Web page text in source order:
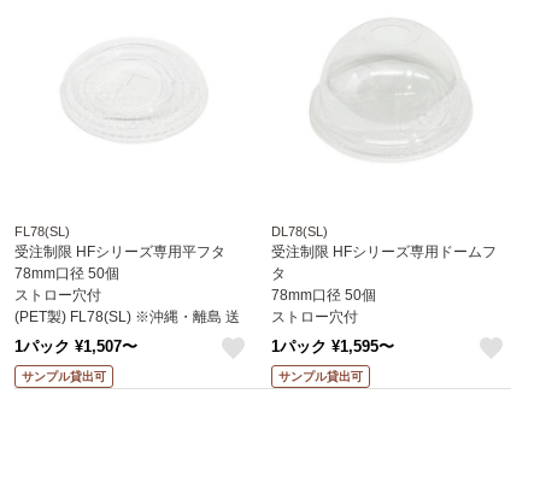
FL78(SL)
受注制限 HFシリーズ専用平フタ
78mm口径 50個
ストロー穴付
(PET製) FL78(SL) ※沖縄・離島 送
料別途 (赤松化成)
1パック ¥1,507〜
サンプル貸出可
DL78(SL)
受注制限 HFシリーズ専用ドームフ
タ
78mm口径 50個
ストロー穴付
(PET製) DL78(SL) ※沖縄・離島 送
1パック ¥1,595〜
サンプル貸出可